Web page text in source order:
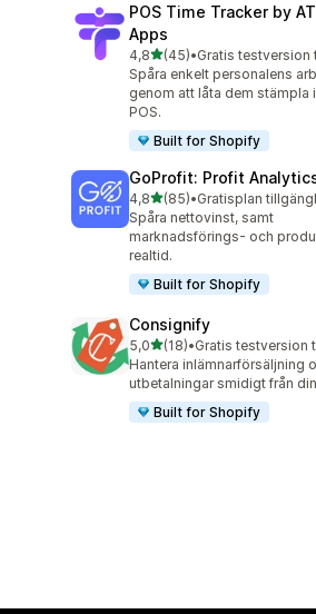
POS Time Tracker by
Apps
4,8av 5 stjärnor
(45)
45 recensioner totalt
•Gratis testversion
Spåra enkelt personalens
genom att låta dem stämpla
POS.
Built for Shopify
GoProfit: Profit
4,8av 5 stjärnor
(85)
85 recensioner totalt
•Gratisplan
Spåra nettovinst, samt
marknadsförings- och
realtid.
Built for Shopify
Consignify
5,0av 5 stjärnor
(18)
18 recensioner totalt
•Gratis testversion
Hantera inlämnarförsäljning
utbetalningar smidigt från
Built for Shopify